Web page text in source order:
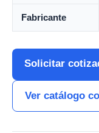
Fabricante
Solicitar
Ver catálogo